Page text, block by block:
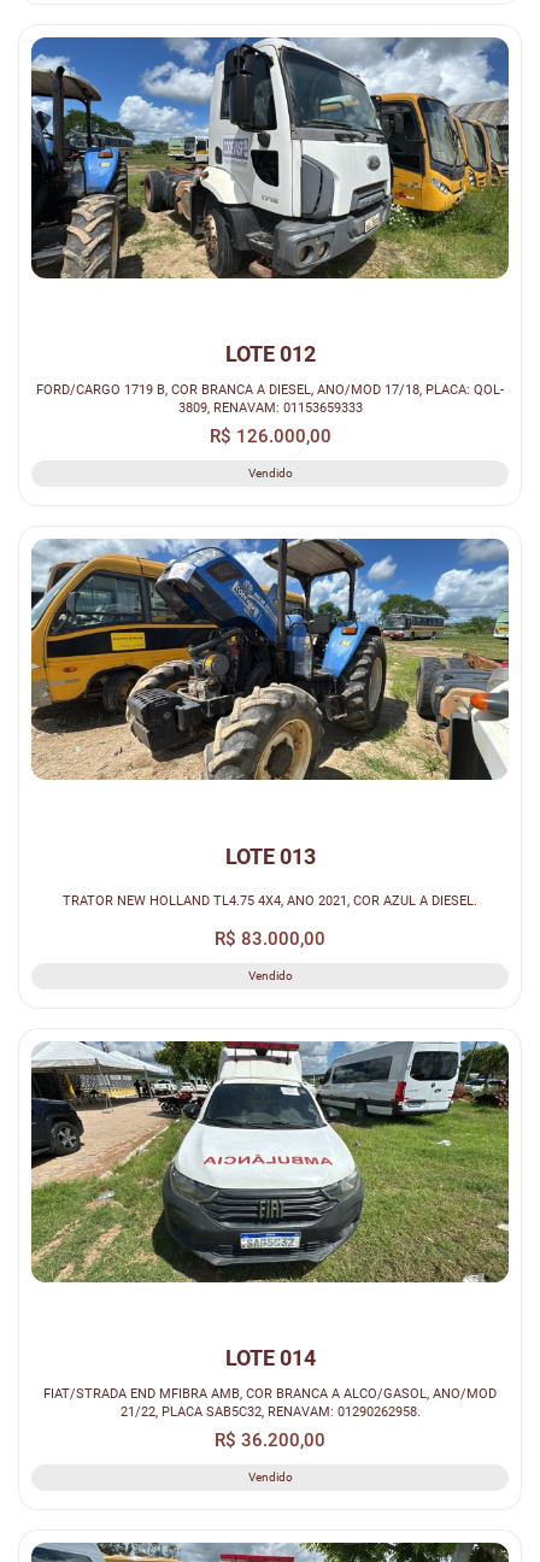
LOTE 012
FORD/CARGO 1719 B, COR BRANCA A DIESEL, ANO/MOD 17/18, PLACA: QOL-
3809, RENAVAM: 01153659333
R$ 126.000,00
Vendido
LOTE 013
TRATOR NEW HOLLAND TL4.75 4X4, ANO 2021, COR AZUL A DIESEL.
R$ 83.000,00
Vendido
LOTE 014
FIAT/STRADA END MFIBRA AMB, COR BRANCA A ALCO/GASOL, ANO/MOD
21/22, PLACA SAB5C32, RENAVAM: 01290262958.
R$ 36.200,00
Vendido